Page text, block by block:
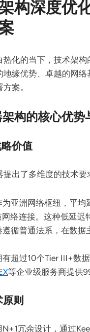
构深度优
化的当下，技术架
缘优势、卓越的网
案。
构的核心优势
价值
提出了多维度的技术要
为亚洲网络枢纽，平
络连接。这种低延迟
遵循普通法系，在数
有超过10个Tier III+数
等企业级服务商提供
则
N+1冗余设计，通过